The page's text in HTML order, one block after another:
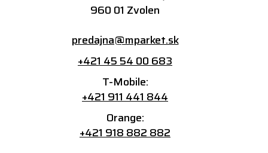
960 01 Zvolen
predajna@mparket.sk
+421 45 54 00 683
T-Mobile:
+421 911 441 844
Orange:
+421 918 882 882